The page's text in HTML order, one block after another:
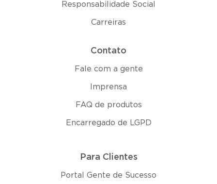
Responsabilidade Social
Carreiras
Contato
Fale com a gente
Imprensa
FAQ de produtos
Encarregado de LGPD
Para Clientes
Portal Gente de Sucesso